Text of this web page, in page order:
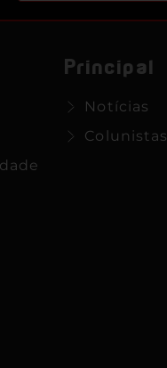
Principal
Notícias
Colunistas